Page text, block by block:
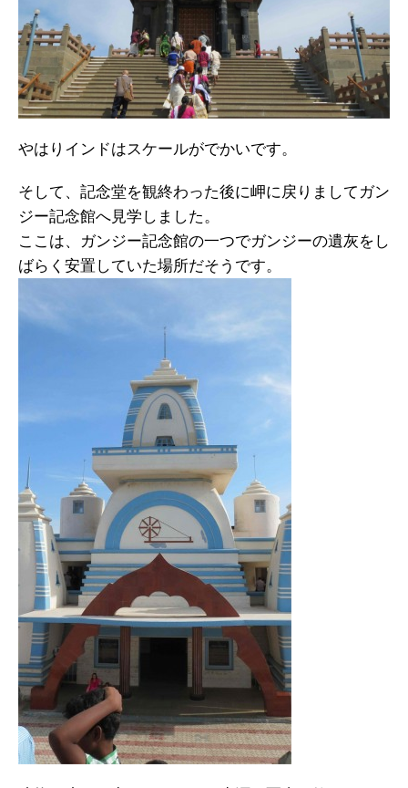
やはりインドはスケールがでかいです。
そして、記念堂を観終わった後に岬に戻りましてガン
ジー記念館へ見学しました。
ここは、ガンジー記念館の一つでガンジーの遺灰をし
ばらく安置していた場所だそうです。